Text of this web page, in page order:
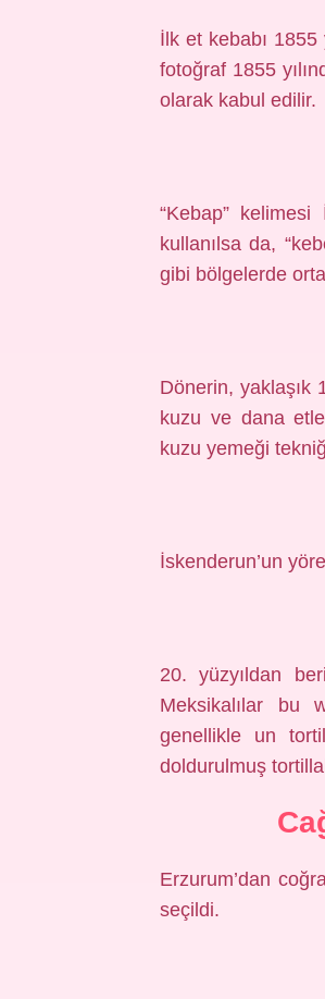
İlk et kebabı 1855
fotoğraf 1855
olarak kabul edilir.
“Kebap”
kullanılsa da,
gibi bölgelerde
Dönerin, yaklaşık
kuzu ve dana
kuzu yemeği
İskenderun’un
20. yüzyıldan
Meksikalılar bu
genellikle un
doldurulmuş
Erzurum’dan
seçildi.